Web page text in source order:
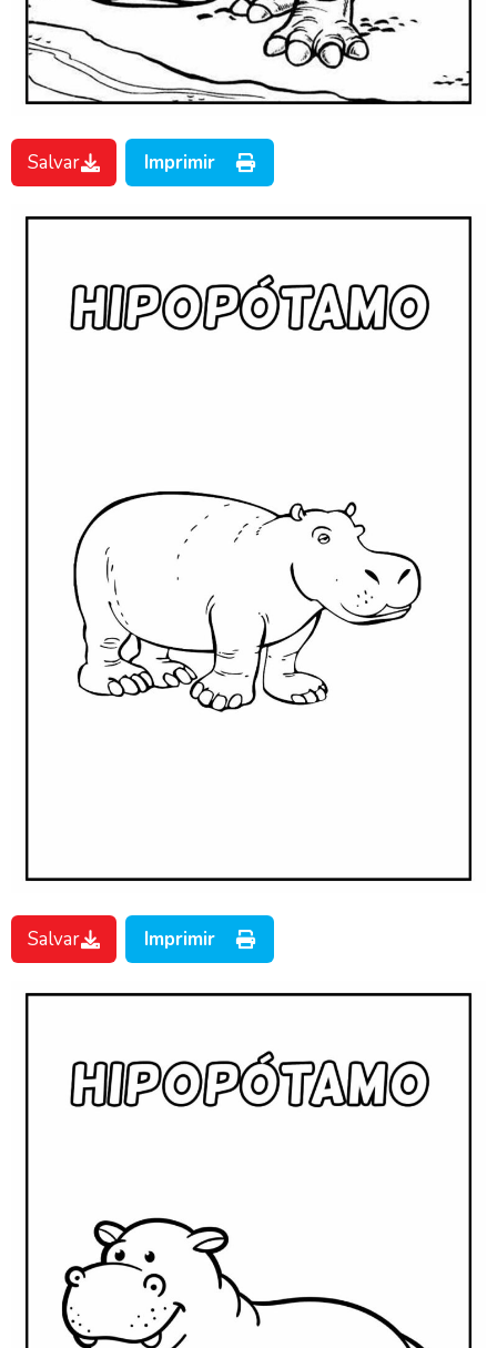
Salvar Imprimir
Salvar Imprimir